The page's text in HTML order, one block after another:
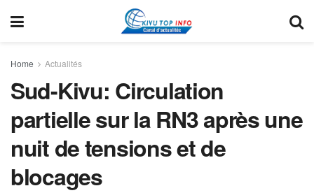
Home Actualités
Sud-Kivu: Circulation
partielle sur la RN3 après une
nuit de tensions et de
blocages